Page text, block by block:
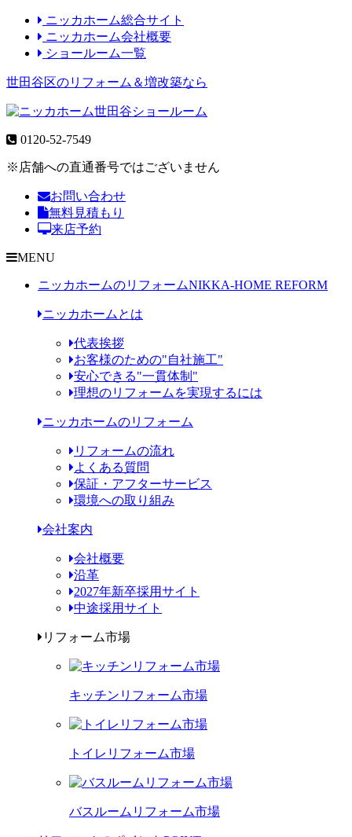
ニッカホーム総合サイト
ニッカホーム会社概要
ショールーム一覧
世田谷区のリフォーム＆増改築なら
0120-52-7549
※店舗への直通番号ではございません
お問い合わせ
無料見積もり
来店予約
MENU
ニッカホームのリフォームNIKKA-HOME REFORM
ニッカホームとは
代表挨拶
お客様のための"自社施工"
安心できる"一貫体制"
理想のリフォームを実現するには
ニッカホームのリフォーム
リフォームの流れ
よくある質問
保証・アフターサービス
環境への取り組み
会社案内
会社概要
沿革
2027年新卒採用サイト
中途採用サイト
リフォーム市場
キッチンリフォーム市場
トイレリフォーム市場
バスルームリフォーム市場